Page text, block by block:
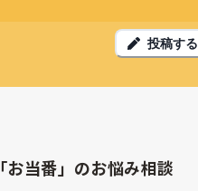
投稿する
「お当番」のお悩み相談